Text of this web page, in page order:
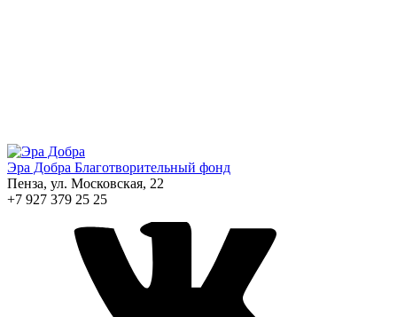
Эра Добра Благотворительный фонд
Пенза, ул. Московская, 22
+7 927 379 25 25